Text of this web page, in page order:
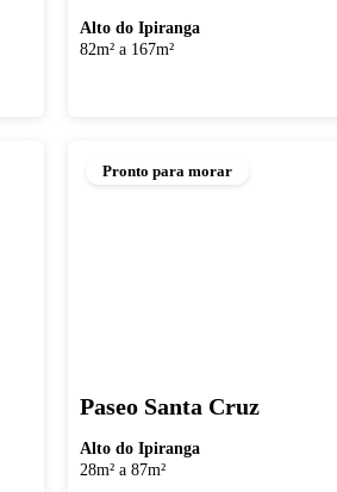
Alto do Ipiranga
82m² a 167m²
Pronto para morar
Paseo Santa Cruz
Alto do Ipiranga
28m² a 87m²